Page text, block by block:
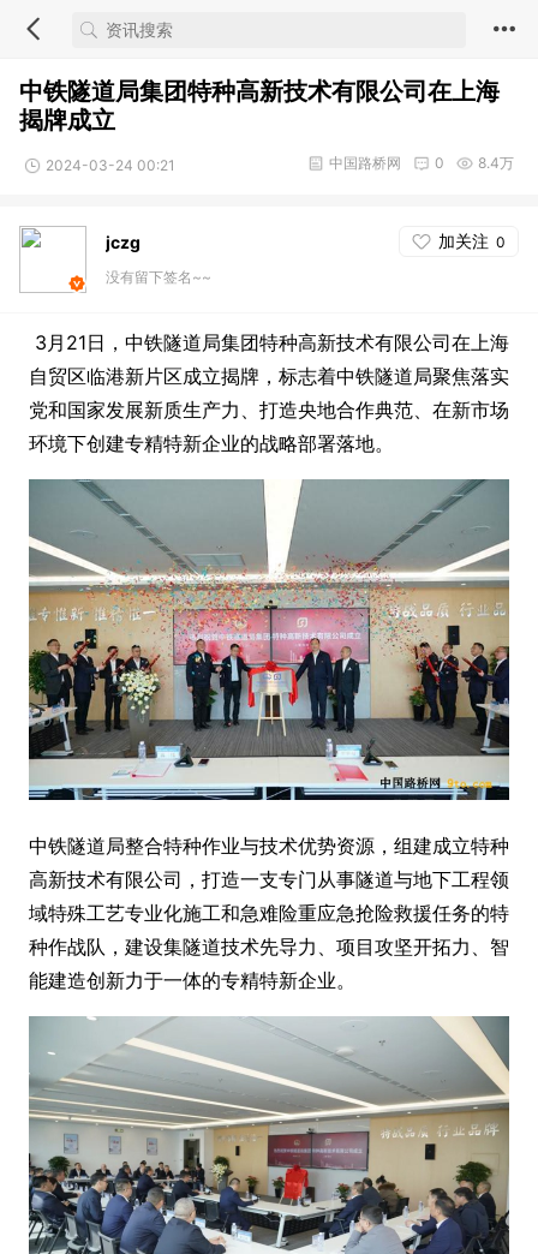
中铁隧道局集团特种高新技术有限公司在上海
揭牌成立
2024-03-24 00:21 8.4万
0
中国路桥网
jczg 加关注 0
没有留下签名~~
3月21日，中铁隧道局集团特种高新技术有限公司在上海
自贸区临港新片区成立揭牌，标志着中铁隧道局聚焦落实
党和国家发展新质生产力、打造央地合作典范、在新市场
环境下创建专精特新企业的战略部署落地。
中铁隧道局整合特种作业与技术优势资源，组建成立特种
高新技术有限公司，打造一支专门从事隧道与地下工程领
域特殊工艺专业化施工和急难险重应急抢险救援任务的特
种作战队，建设集隧道技术先导力、项目攻坚开拓力、智
能建造创新力于一体的专精特新企业。